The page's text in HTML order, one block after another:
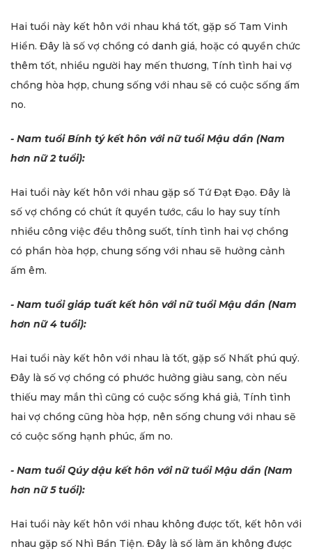
Hai tuổi này kết hôn với nhau khá tốt, gặp số Tam Vinh
Hiển. Đây là số vợ chồng có danh giá, hoặc có quyền chức
thêm tốt, nhiều người hay mến thương, Tính tình hai vợ
chồng hòa hợp, chung sống với nhau sẽ có cuộc sống ấm
no.
- Nam tuổi Bính tý kết hôn với nữ tuổi Mậu dần (Nam
hơn nữ 2 tuổi):
Hai tuổi này kết hôn với nhau gặp số Tứ Đạt Đạo. Đây là
số vợ chồng có chút ít quyền tước, cầu lo hay suy tính
nhiều công việc đều thông suốt, tính tình hai vợ chồng
có phần hòa hợp, chung sống với nhau sẽ hưởng cảnh
ấm êm.
- Nam tuổi giáp tuất kết hôn với nữ tuổi Mậu dần (Nam
hơn nữ 4 tuổi):
Hai tuổi này kết hôn với nhau là tốt, gặp số Nhất phú quý.
Đây là số vợ chồng có phước hưởng giàu sang, còn nếu
thiếu may mắn thì cũng có cuộc sống khá giả, Tính tình
hai vợ chồng cũng hòa hợp, nên sống chung với nhau sẽ
có cuộc sống hạnh phúc, ấm no.
- Nam tuổi Qúy dậu kết hôn với nữ tuổi Mậu dần (Nam
hơn nữ 5 tuổi):
Hai tuổi này kết hôn với nhau không được tốt, kết hôn với
nhau gặp số Nhì Bần Tiện. Đây là số làm ăn không được